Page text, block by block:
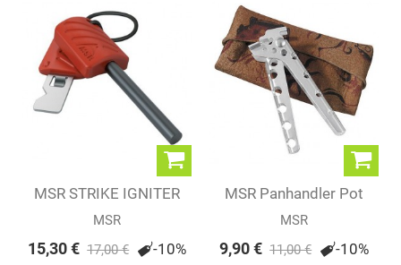
MSR STRIKE IGNITER
MSR
15,30 € 17,00 € -10%
MSR Panhandler Pot
Lifter
MSR
9,90 € 11,00 € -10%